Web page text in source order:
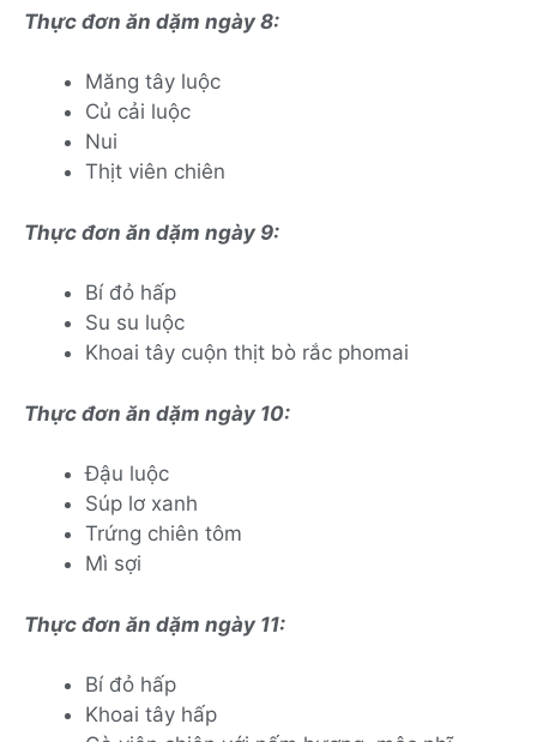
Thực đơn ăn dặm ngày 8:
Măng tây luộc
Củ cải luộc
Nui
Thịt viên chiên
Thực đơn ăn dặm ngày 9:
Bí đỏ hấp
Su su luộc
Khoai tây cuộn thịt bò rắc phomai
Thực đơn ăn dặm ngày 10:
Đậu luộc
Súp lơ xanh
Trứng chiên tôm
Mì sợi
Thực đơn ăn dặm ngày 11:
Bí đỏ hấp
Khoai tây hấp